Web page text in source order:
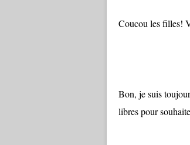
Coucou les filles!
Bon, je suis
libres pour